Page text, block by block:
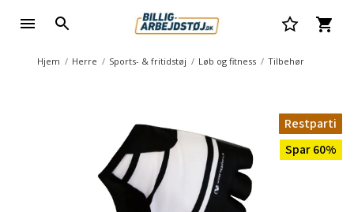
Hjem Herre Sports- & fritidstøj Løb og fitness Tilbehør
Restparti
Spar 60%